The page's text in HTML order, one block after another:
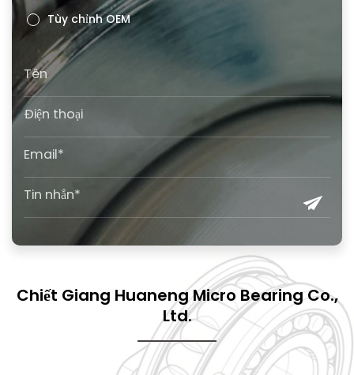
Tùy chỉnh OEM
Chiết Giang Huaneng Micro Bearing Co.,
Ltd.